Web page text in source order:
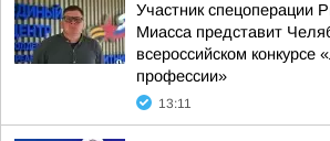
Участник спецоперации
Миасса представит
всероссийском конкурсе
профессии»
13:11